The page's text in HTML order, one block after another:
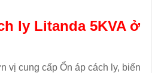
ly Litanda 5KVA ở
vị cung cấp Ổn áp cách ly, biến